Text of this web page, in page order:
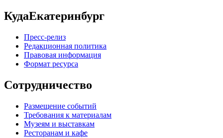
КудаЕкатеринбург
Пресс-релиз
Редакционная политика
Правовая информация
Формат ресурса
Сотрудничество
Размещение событий
Требования к материалам
Музеям и выставкам
Ресторанам и кафе